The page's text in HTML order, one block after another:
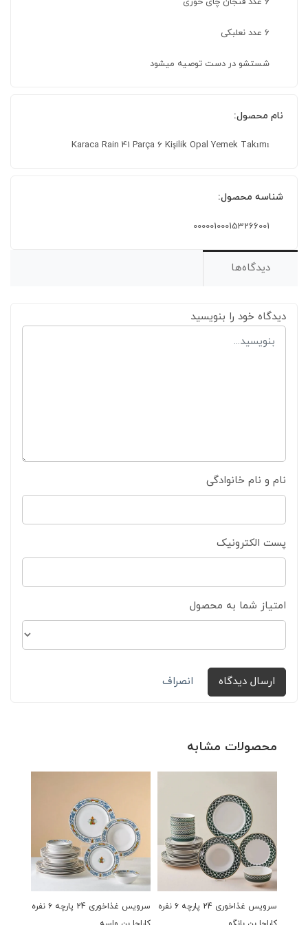
۶ عدد نعلبکی
شستشو در دست توصیه میشود
نام محصول:
Karaca Rain 41 Parça 6 Kişilik Opal Yemek Takımı
شناسه محصول:
000001000153266001
دیدگاه‌ها
دیدگاه خود را بنویسید
نام و نام خانوادگی
پست الکترونیک
امتیاز شما به محصول
ارسال دیدگاه انصراف
محصولات مشابه
سرویس غذاخوری 24 پارچه ۶ نفره
سرویس غذاخوری 24 پارچه ۶ نفره